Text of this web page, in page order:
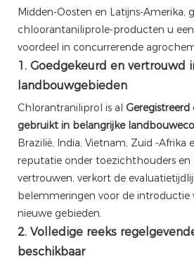
Midden-Oosten en Latijns-Amerika,
chloorantaniliprole-producten u
voordeel in concurrerende
1. Goedgekeurd en vertrouwd
landbouwgebieden
Chlorantraniliprol is al
gebruikt in belangrijke
Brazilië, India, Vietnam, Zuid -Afrika
reputatie onder toezichthouders
vertrouwen, verkort de
belemmeringen voor de introductie
nieuwe gebieden.
2. Volledige reeks
beschikbaar